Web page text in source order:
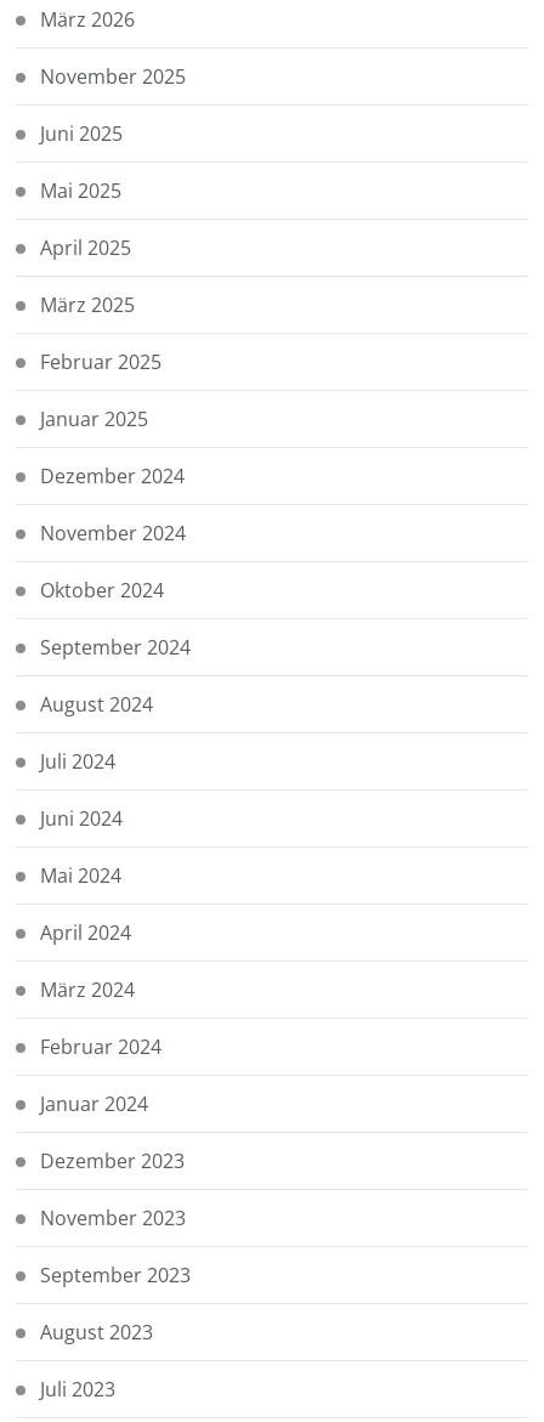
März 2026
November 2025
Juni 2025
Mai 2025
April 2025
März 2025
Februar 2025
Januar 2025
Dezember 2024
November 2024
Oktober 2024
September 2024
August 2024
Juli 2024
Juni 2024
Mai 2024
April 2024
März 2024
Februar 2024
Januar 2024
Dezember 2023
November 2023
September 2023
August 2023
Juli 2023